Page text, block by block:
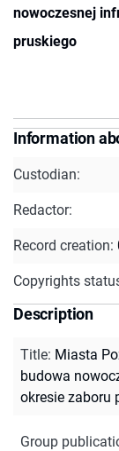
nowoczesnej
pruskiego
Information
Custodian:
Redactor:
Record creation:
Copyrights
Description
Title: Miasta
budowa
okresie zaboru
Group